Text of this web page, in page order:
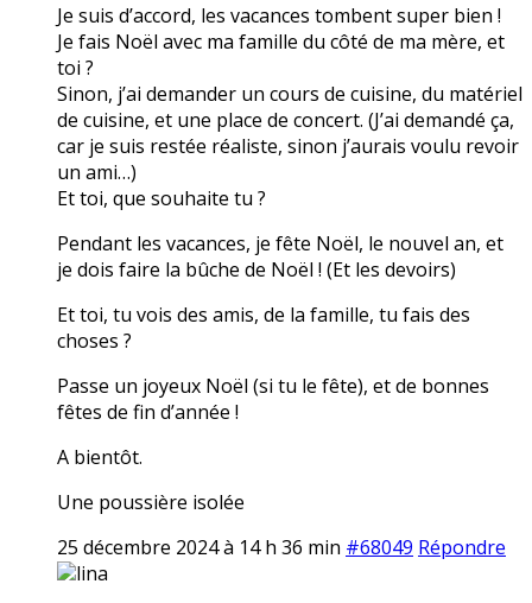
Je suis d’accord, les vacances tombent super bien !
Je fais Noël avec ma famille du côté de ma mère, et
toi ?
Sinon, j’ai demander un cours de cuisine, du matériel
de cuisine, et une place de concert. (J’ai demandé ça,
car je suis restée réaliste, sinon j’aurais voulu revoir
un ami…)
Et toi, que souhaite tu ?
Pendant les vacances, je fête Noël, le nouvel an, et
je dois faire la bûche de Noël ! (Et les devoirs)
Et toi, tu vois des amis, de la famille, tu fais des
choses ?
Passe un joyeux Noël (si tu le fête), et de bonnes
fêtes de fin d’année !
A bientôt.
Une poussière isolée
25 décembre 2024 à 14 h 36 min #68049 Répondre
lina